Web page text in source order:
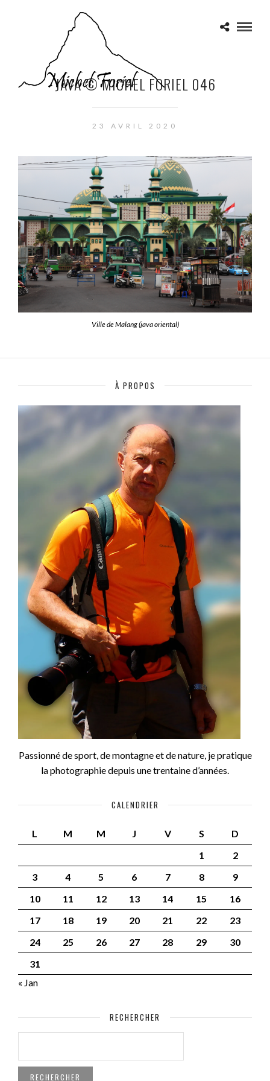
JAVA © MICHEL FORIEL 046
23 AVRIL 2020
Ville de Malang (java oriental)
À PROPOS
Passionné de sport, de montagne et de nature, je pratique
la photographie depuis une trentaine d’années.
CALENDRIER
L M M J V S
D
1
2
3
4 5 6 7 8
9
10
11 12 13 14 15
16
17
18 19 20 21 22
23
24
25 26 27 28 29
30
31
« Jan
RECHERCHER